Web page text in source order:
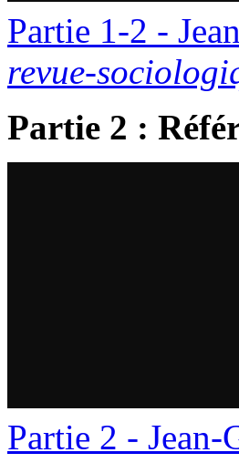
Partie 1-2 -
revue-
Partie 2 :
Partie 2 -